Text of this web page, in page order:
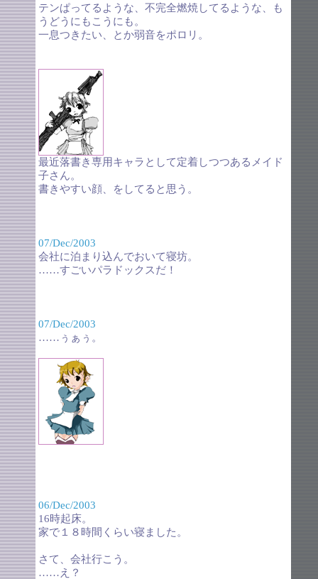
テンぱってるような、不完全燃焼してるような、も
うどうにもこうにも。
一息つきたい、とか弱音をポロリ。
最近落書き専用キャラとして定着しつつあるメイド
子さん。
書きやすい顔、をしてると思う。
07/Dec/2003
会社に泊まり込んでおいて寝坊。
……すごいパラドックスだ！
07/Dec/2003
……ぅぁぅ。
06/Dec/2003
16時起床。
家で１８時間くらい寝ました。
さて、会社行こう。
……え？